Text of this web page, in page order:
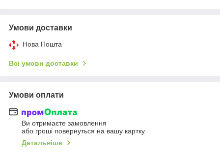
Умови доставки
Нова Пошта
Всі умови доставки
Умови оплати
Ви отримаєте замовлення
або гроші повернуться на вашу картку
Детальніше